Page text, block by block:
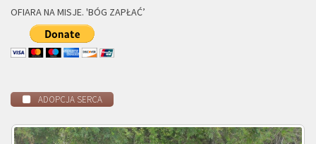
OFIARA NA MISJE. 'BÓG ZAPŁAĆ’
ADOPCJA SERCA